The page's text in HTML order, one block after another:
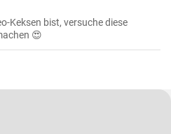
Keksen bist, versuche diese
😍